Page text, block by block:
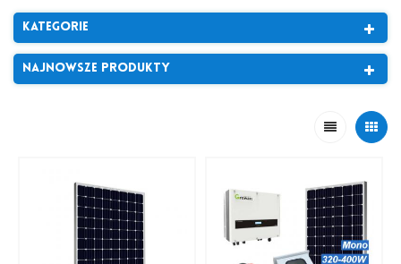
Kategorie
Najnowsze Produkty